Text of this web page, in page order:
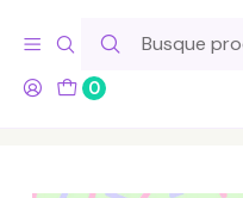
0
Hola! Si tu pedido incluye
ten en cuenta este tiempo
Inicio Lo Hacemos